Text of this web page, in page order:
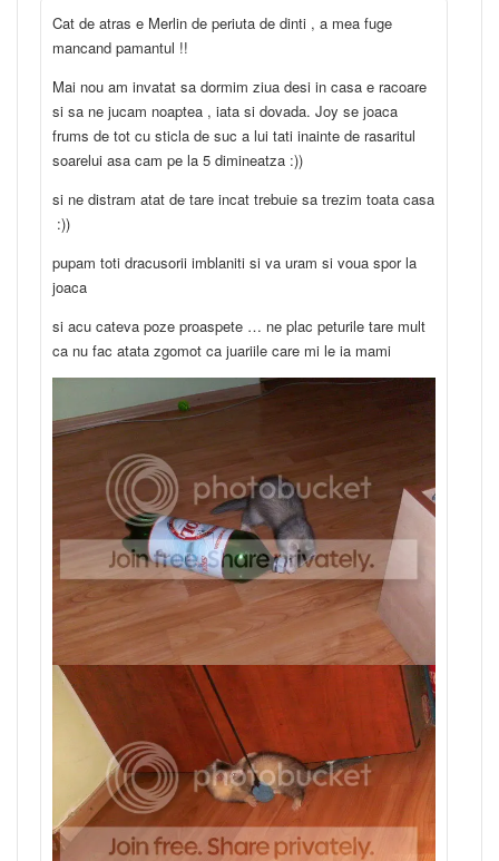
Cat de atras e Merlin de periuta de dinti , a mea fuge
mancand pamantul !!
Mai nou am invatat sa dormim ziua desi in casa e racoare
si sa ne jucam noaptea , iata si dovada. Joy se joaca
frums de tot cu sticla de suc a lui tati inainte de rasaritul
soarelui asa cam pe la 5 dimineatza :))
si ne distram atat de tare incat trebuie sa trezim toata casa
:))
pupam toti dracusorii imblaniti si va uram si voua spor la
joaca
si acu cateva poze proaspete … ne plac peturile tare mult
ca nu fac atata zgomot ca juariile care mi le ia mami